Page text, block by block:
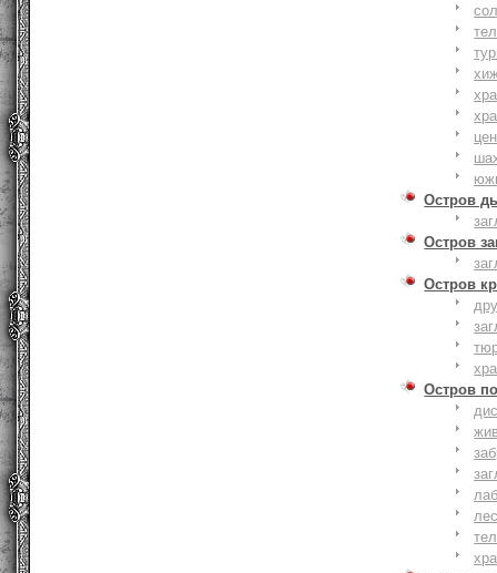
Остров
Остров
Остров
Остров